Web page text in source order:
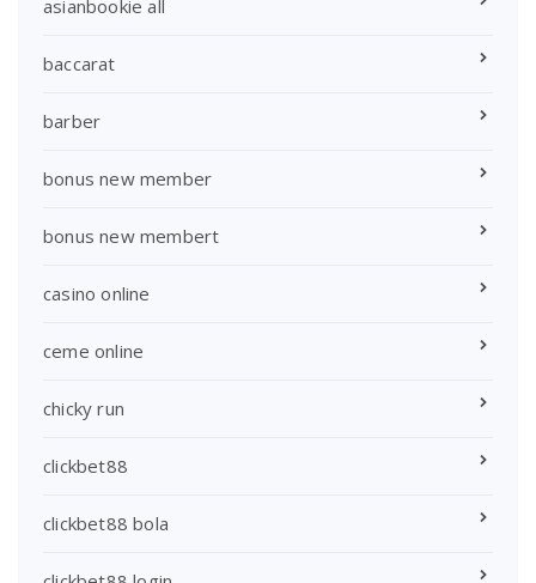
asianbookie all
baccarat
barber
bonus new member
bonus new membert
casino online
ceme online
chicky run
clickbet88
clickbet88 bola